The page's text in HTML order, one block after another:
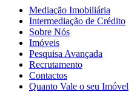
Mediação Imobiliária
Intermediação de Crédito
Sobre Nós
Imóveis
Pesquisa Avançada
Recrutamento
Contactos
Quanto Vale o seu Imóvel